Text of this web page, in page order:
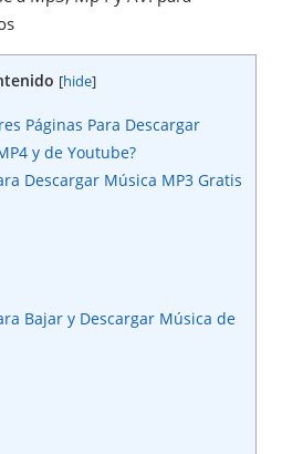
[hide]
Páginas Para Descargar
y de Youtube?
Descargar Música MP3 Gratis
Bajar y Descargar Música de